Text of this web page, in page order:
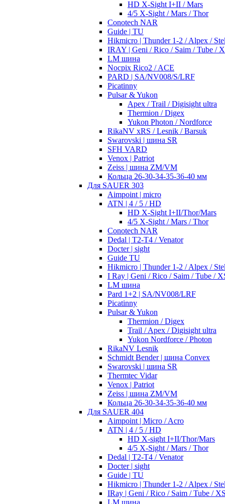
HD X-Sight I+II / Mars
4/5 X-Sight / Mars / Thor
Conotech NAR
Guide | TU
Hikmicro | Thunder 1-2 / Alpex /
IRAY | Geni / Rico / Saim / Tube /
LM шина
Nocpix Rico2 / ACE
PARD | SA/NV008/S/LRF
Picatinny
Pulsar & Yukon
Apex / Trail / Digisight ultra
Thermion / Digex
Yukon Photon / Nordforce
RikaNV xRS / Lesnik / Barsuk
Swarovski | шина SR
SFH VARD
Venox | Patriot
Zeiss | шина ZM/VM
Кольца 26-30-34-35-36-40 мм
Для SAUER 303
Aimpoint | micro
ATN | 4 / 5 / HD
HD X-Sight I+II/Thor/Mars
4/5 X-Sight / Mars / Thor
Conotech NAR
Dedal | T2-T4 / Venator
Docter | sight
Guide TU
Hikmicro | Thunder 1-2 / Alpex /
I Ray | Geni / Rico / Saim / Tube /
LM шина
Pard 1+2 | SA/NV008/LRF
Picatinny
Pulsar & Yukon
Thermion / Digex
Trail / Apex / Digisight ultra
Yukon Nordforce / Photon
RikaNV Lesnik
Schmidt Bender | шина Convex
Swarovski | шина SR
Thermtec Vidar
Venox | Patriot
Zeiss | шина ZM/VM
Кольца 26-30-34-35-36-40 мм
Для SAUER 404
Aimpoint | Micro / Acro
ATN | 4 / 5 / HD
HD X-sight I+II/Thor/Mars
4/5 X-Sight / Mars / Thor
Dedal | T2-T4 / Venator
Docter | sight
Guide | TU
Hikmicro | Thunder 1-2 / Alpex /
IRay | Geni / Rico / Saim / Tube /
LM шина